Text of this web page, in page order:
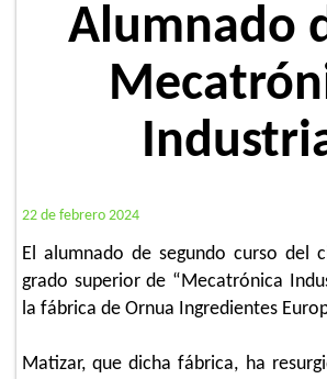
Alumnado
22 de febrero 2024
El alumnado de segundo curso del
grado superior de “Mecatrónica
la fábrica de Ornua Ingredientes
Matizar, que dicha fábrica, ha